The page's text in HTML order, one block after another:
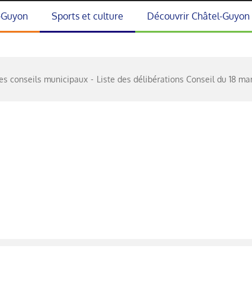
Sports et culture Découvrir Châtel-Guyon
conseils municipaux Liste des délibérations Conseil du 18